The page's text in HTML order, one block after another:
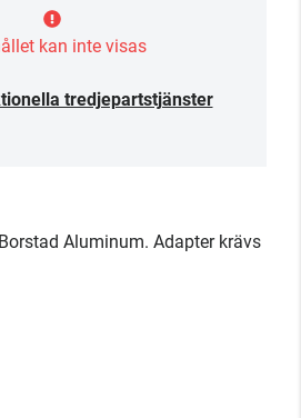
kan inte visas
tredjepartstjänster
Aluminum. Adapter krävs